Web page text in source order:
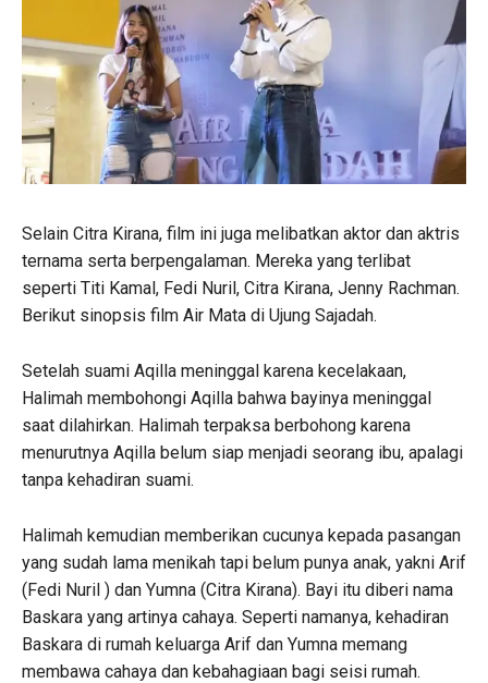
Selain Citra Kirana, film ini juga melibatkan aktor dan aktris
ternama serta berpengalaman. Mereka yang terlibat
seperti Titi Kamal, Fedi Nuril, Citra Kirana, Jenny Rachman.
Berikut sinopsis film Air Mata di Ujung Sajadah.
Setelah suami Aqilla meninggal karena kecelakaan,
Halimah membohongi Aqilla bahwa bayinya meninggal
saat dilahirkan. Halimah terpaksa berbohong karena
menurutnya Aqilla belum siap menjadi seorang ibu, apalagi
tanpa kehadiran suami.
Halimah kemudian memberikan cucunya kepada pasangan
yang sudah lama menikah tapi belum punya anak, yakni Arif
(Fedi Nuril ) dan Yumna (Citra Kirana). Bayi itu diberi nama
Baskara yang artinya cahaya. Seperti namanya, kehadiran
Baskara di rumah keluarga Arif dan Yumna memang
membawa cahaya dan kebahagiaan bagi seisi rumah.